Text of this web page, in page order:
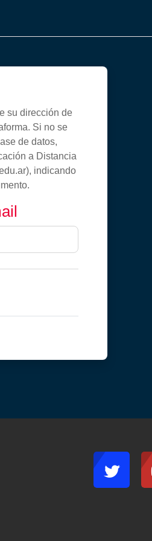
su dirección de
Si no se
de datos,
a Distancia
indicando